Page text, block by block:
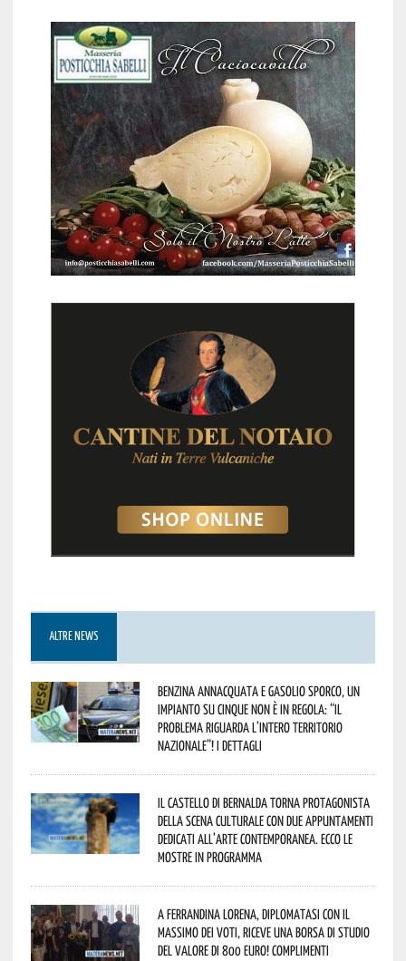
ALTRE NEWS
Benzina annacquata e gasolio sporco, un
impianto su cinque non è in regola: “il
problema riguarda l’intero territorio
Nazionale”! I dettagli
Il Castello di Bernalda torna protagonista
della scena culturale con due appuntamenti
dedicati all’arte contemporanea. Ecco le
mostre in programma
A Ferrandina Lorena, diplomatasi con il
massimo dei voti, riceve una borsa di studio
del valore di 800 euro! Complimenti